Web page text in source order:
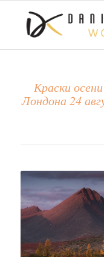
Краски
Лондона 24